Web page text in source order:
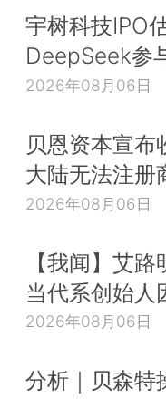
宇树科技IPO
DeepSeek参
2026年08月06日
贝恩资本宣布
大陆无法注册
2026年08月06日
【我闻】艾
当代系创始人
2026年08月06日
分析｜贝森特